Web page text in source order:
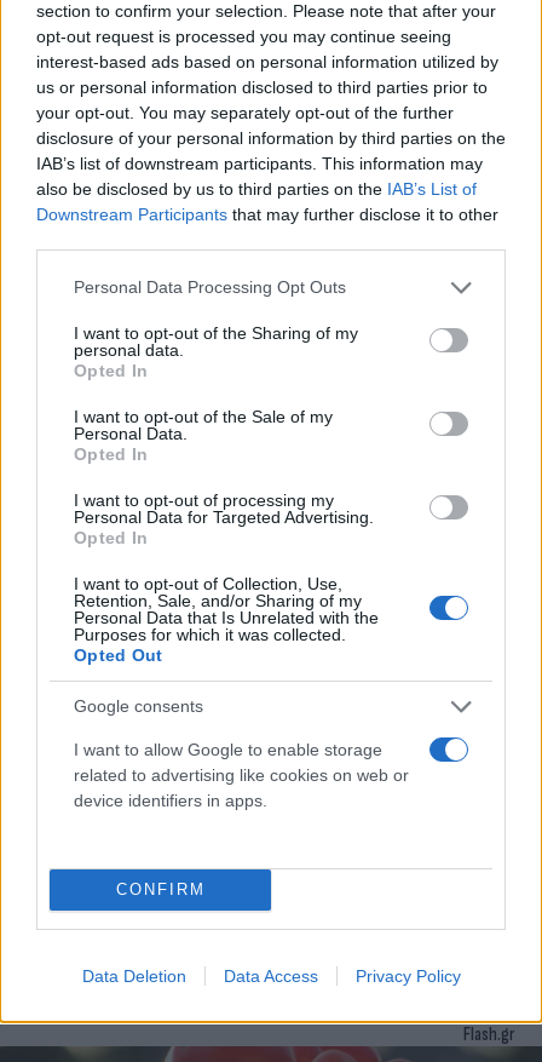
section to confirm your selection. Please note that after your
opt-out request is processed you may continue seeing
interest-based ads based on personal information utilized by
us or personal information disclosed to third parties prior to
your opt-out. You may separately opt-out of the further
disclosure of your personal information by third parties on the
IAB’s list of downstream participants. This information may
also be disclosed by us to third parties on the IAB’s List of
Downstream Participants that may further disclose it to other
Please note that this website/app uses one or more Google
not limited to your visit or usage behaviour. You may click to
grant or deny consent to Google and its third-party tags to
use your data for below specified purposes in below Google
consent section.
Personal Data Processing Opt Outs
I want to opt-out of the Sharing of my
personal data.
Opted In
I want to opt-out of the Sale of my
Personal Data.
Opted In
I want to opt-out of processing my
Personal Data for Targeted Advertising.
Opted In
I want to opt-out of Collection, Use,
Retention, Sale, and/or Sharing of my
Personal Data that Is Unrelated with the
Purposes for which it was collected.
Opted Out
Google consents
I want to allow Google to enable storage
related to advertising like cookies on web or
device identifiers in apps.
CONFIRM
Data Deletion Data Access Privacy Policy
Πώς 750.000 θάνατοι λόγω μικροβιακής αντοχής
θα ανατρέπονταν κάθε χρόνο
αντοχής - Ποιες πληθυσμιακές ομάδες διατρέχουν κίνδυνο
ΟΗΕ: Σε ιστορικό χαμηλό η παιδική θνησιμότητα
Flash.gr